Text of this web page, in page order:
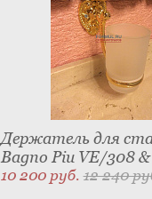
Держатель для
Bagno Piu VE/308
10 200 руб.12 240